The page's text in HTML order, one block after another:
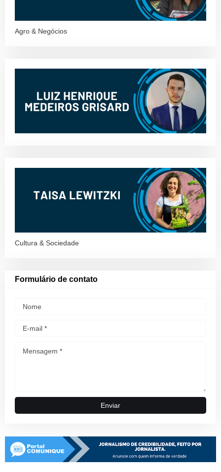
Agro & Negócios
Cultura & Sociedade
Formulário de contato